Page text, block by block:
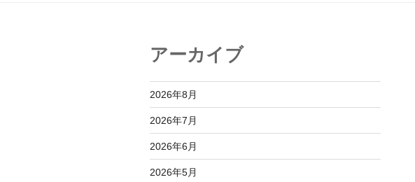
シ
ョ
ン
アーカイブ
2026年8月
2026年7月
2026年6月
2026年5月